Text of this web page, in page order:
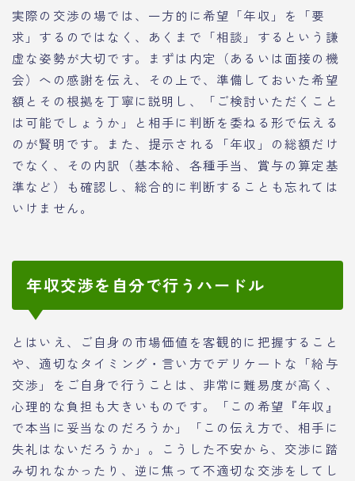
実際の交渉の場では、一方的に希望「年収」を「要
求」するのではなく、あくまで「相談」するという謙
虚な姿勢が大切です。まずは内定（あるいは面接の機
会）への感謝を伝え、その上で、準備しておいた希望
額とその根拠を丁寧に説明し、「ご検討いただくこと
は可能でしょうか」と相手に判断を委ねる形で伝える
のが賢明です。また、提示される「年収」の総額だけ
でなく、その内訳（基本給、各種手当、賞与の算定基
準など）も確認し、総合的に判断することも忘れては
いけません。
年収交渉を自分で行うハードル
とはいえ、ご自身の市場価値を客観的に把握すること
や、適切なタイミング・言い方でデリケートな「給与
交渉」をご自身で行うことは、非常に難易度が高く、
心理的な負担も大きいものです。「この希望『年収』
で本当に妥当なのだろうか」「この伝え方で、相手に
失礼はないだろうか」。こうした不安から、交渉に踏
み切れなかったり、逆に焦って不適切な交渉をしてし